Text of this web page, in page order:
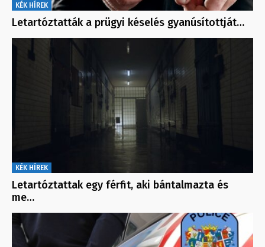
KÉK HÍREK
Letartóztatták a prügyi késelés gyanúsítottját…
KÉK HÍREK
Letartóztattak egy férfit, aki bántalmazta és
me…